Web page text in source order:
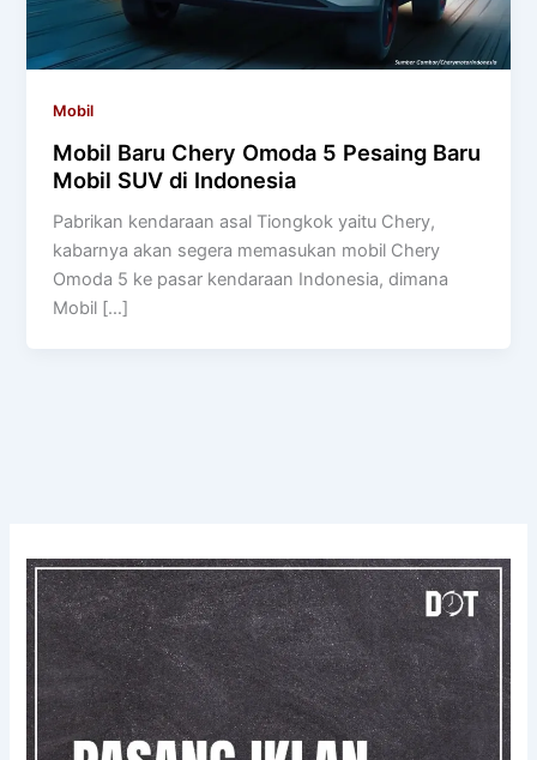
Mobil
Mobil Baru Chery Omoda 5 Pesaing Baru
Mobil SUV di Indonesia
Pabrikan kendaraan asal Tiongkok yaitu Chery,
kabarnya akan segera memasukan mobil Chery
Omoda 5 ke pasar kendaraan Indonesia, dimana
Mobil […]